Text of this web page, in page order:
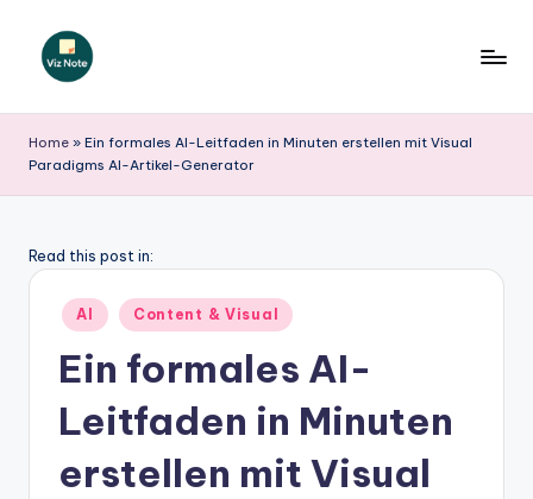
iz
N
t
Home » Ein formales AI-Leitfaden in Minuten erstellen mit Visual
Paradigms AI-Artikel-Generator
Read this post in:
Posted
in
AI Content & Visual
Ein formales AI-
Leitfaden in Minuten
erstellen mit Visual